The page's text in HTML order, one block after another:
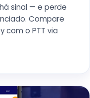
sinal — e perde
Compare
com o PTT via